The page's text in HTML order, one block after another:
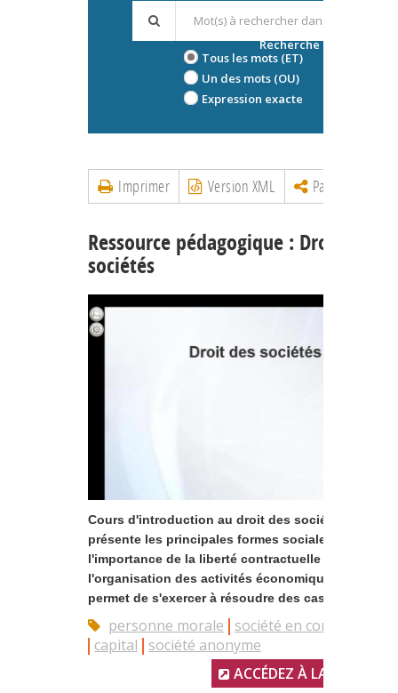
Tous les mots (ET)
Un des mots (OU)
Expression exacte
Recherche avancée
Imprimer Version XML Partager
Ressource pédagogique : Droit des
sociétés
Cours d'introduction au droit des sociétés qui
présente les principales formes sociales et
l'importance de la liberté contractuelle dans
l'organisation des activités économiques. De
permet de s'exercer à résoudre des cas
personne morale
société en commandite
capital
société anonyme
ACCÉDEZ À LA